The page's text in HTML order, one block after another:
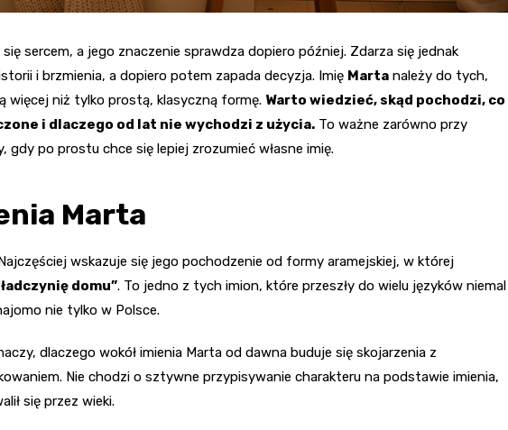
sercem, a jego znaczenie sprawdza dopiero później. Zdarza się jednak
i brzmienia, a dopiero potem zapada decyzja. Imię Marta należy do tych,
więcej niż tylko prostą, klasyczną formę. Warto wiedzieć, skąd pochodzi, co
i dlaczego od lat nie wychodzi z użycia. To ważne zarówno przy
gdy po prostu chce się lepiej zrozumieć własne imię.
Marta
wskazuje się jego pochodzenie od formy aramejskiej, w której
domu”. To jedno z tych imion, które przeszły do wielu języków niemal
nie tylko w Polsce.
dlaczego wokół imienia Marta od dawna buduje się skojarzenia z
Nie chodzi o sztywne przypisywanie charakteru na podstawie imienia,
się przez wieki.